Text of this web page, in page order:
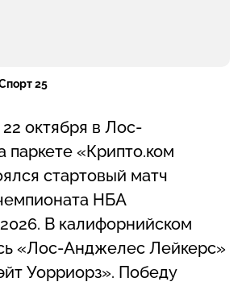
25
22 октября в Лос-
«Крипто.ком
стартовый матч
НБА
В калифорнийском
«Лос-Анджелес Лейкерс»
Уорриорз». Победу